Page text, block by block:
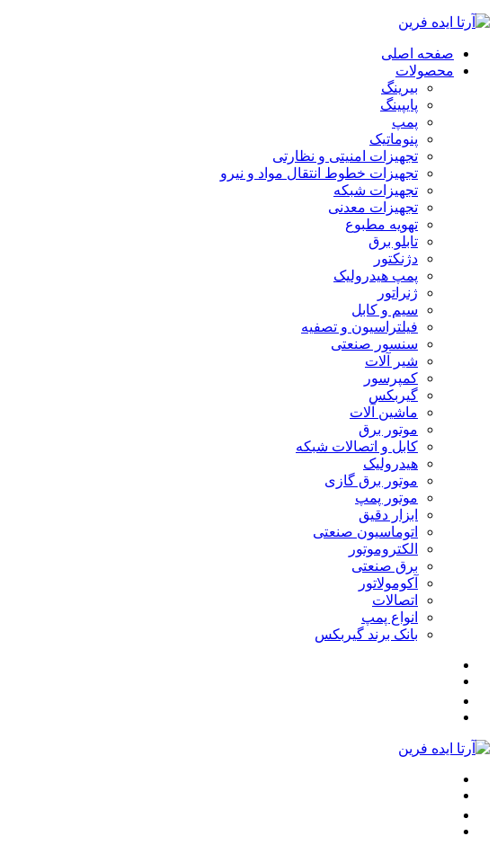
صفحه اصلی
محصولات
بیرینگ
پایپینگ
پمپ
پنوماتیک
تجهیزات امنیتی و نظارتی
تجهیزات خطوط انتقال مواد و نیرو
تجهیزات شبکه
تجهیزات معدنی
تهویه مطبوع
تابلو برق
دژنکتور
پمپ هیدرولیک
ژنراتور
سیم و کابل
فیلتراسیون و تصفیه
سنسور صنعتی
شیر آلات
کمپرسور
گیربکس
ماشین آلات
موتور برق
کابل و اتصالات شبکه
هیدرولیک
موتور برق گازی
موتور پمپ
ابزار دقیق
اتوماسیون صنعتی
الکتروموتور
برق صنعتی
آکومولاتور
اتصالات
انواع پمپ
بانک برند گیربکس